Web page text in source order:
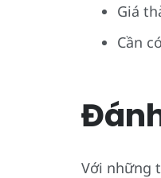
Giá
Cần
Với những